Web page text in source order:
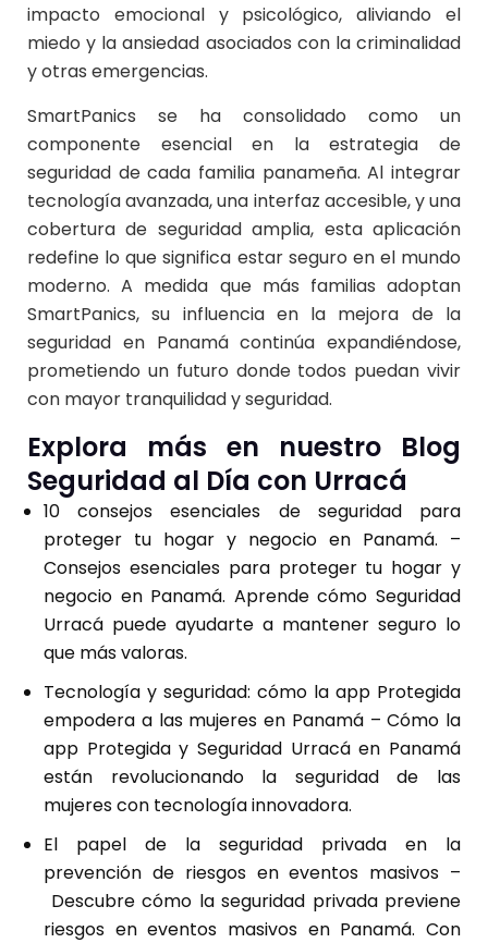
impacto emocional y psicológico, aliviando el
miedo y la ansiedad asociados con la criminalidad
y otras emergencias.
SmartPanics se ha consolidado como un
componente esencial en la estrategia de
seguridad de cada familia panameña. Al integrar
tecnología avanzada, una interfaz accesible, y una
cobertura de seguridad amplia, esta aplicación
redefine lo que significa estar seguro en el mundo
moderno. A medida que más familias adoptan
SmartPanics, su influencia en la mejora de la
seguridad en Panamá continúa expandiéndose,
prometiendo un futuro donde todos puedan vivir
con mayor tranquilidad y seguridad.
Explora más en nuestro Blog
Seguridad al Día con Urracá
10 consejos esenciales de seguridad para
proteger tu hogar y negocio en Panamá. –
Consejos esenciales para proteger tu hogar y
negocio en Panamá. Aprende cómo Seguridad
Urracá puede ayudarte a mantener seguro lo
que más valoras.
Tecnología y seguridad: cómo la app Protegida
empodera a las mujeres en Panamá– Cómo la
app Protegida y Seguridad Urracá en Panamá
están revolucionando la seguridad de las
mujeres con tecnología innovadora.
El papel de la seguridad privada en la
prevención de riesgos en eventos masivos –
Descubre cómo la seguridad privada previene
riesgos en eventos masivos en Panamá. Con